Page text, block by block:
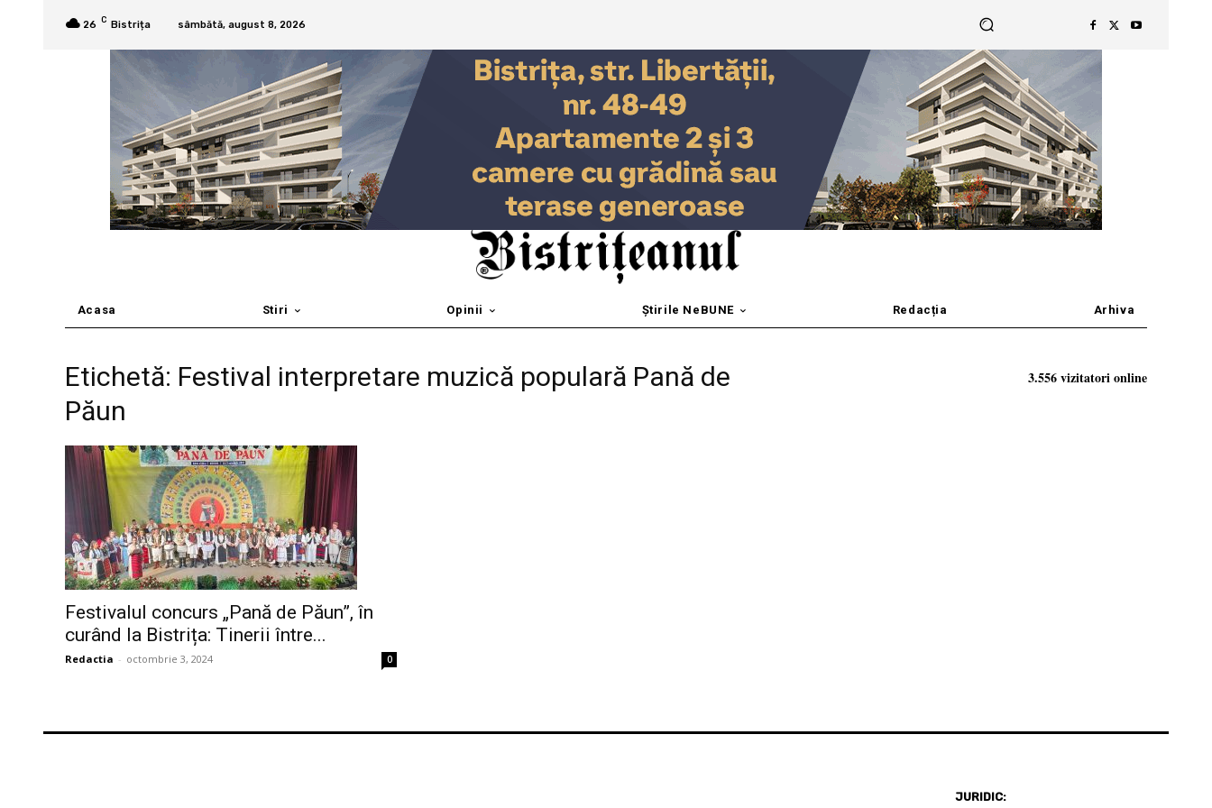
26 C Bistrița sâmbătă, august 8, 2026
Acasa Stiri Opinii Știrile NeBUNE Redacția Arhiva
Etichetă: Festival interpretare muzică populară Pană de
Păun
Festivalul concurs „Pană de Păun”, în
curând la Bistrița: Tinerii între...
Redactia - octombrie 3, 2024 0
3.556 vizitatori online
JURIDIC: